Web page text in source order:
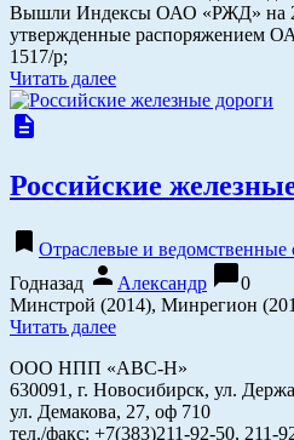
Вышли Индексы ОАО «РЖД» на 2
утвержденные распоряжением
1517/р;
Читать далее
description
Российские
bookmark Отраслевые и
Годназад person Александр chat_bubble0
Минстрой (2014), Минрегион
Читать далее
ООО НПП «АВС-Н»
630091, г. Новосибирск, ул.
ул. Демакова, 27, оф 710
тел./факс: +7(383)211-92-50, 211-